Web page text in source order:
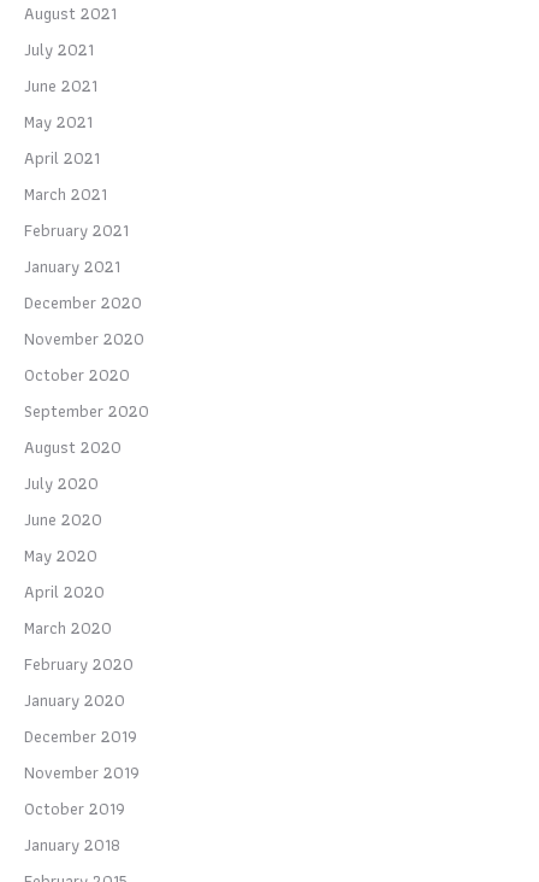
August 2021
July 2021
June 2021
May 2021
April 2021
March 2021
February 2021
January 2021
December 2020
November 2020
October 2020
September 2020
August 2020
July 2020
June 2020
May 2020
April 2020
March 2020
February 2020
January 2020
December 2019
November 2019
October 2019
January 2018